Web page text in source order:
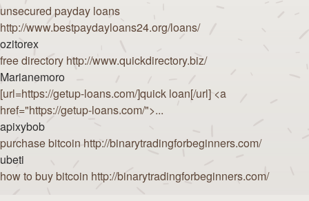
unsecured payday loans
http://www.bestpaydayloans24.org/loans/
ozitorex
free directory http://www.quickdirectory.biz/
Marianemoro
[url=https://getup-loans.com/]quick loan[/url] <a
href="https://getup-loans.com/">...
apixybob
purchase bitcoin http://binarytradingforbeginners.com/
ubeti
how to buy bitcoin http://binarytradingforbeginners.com/